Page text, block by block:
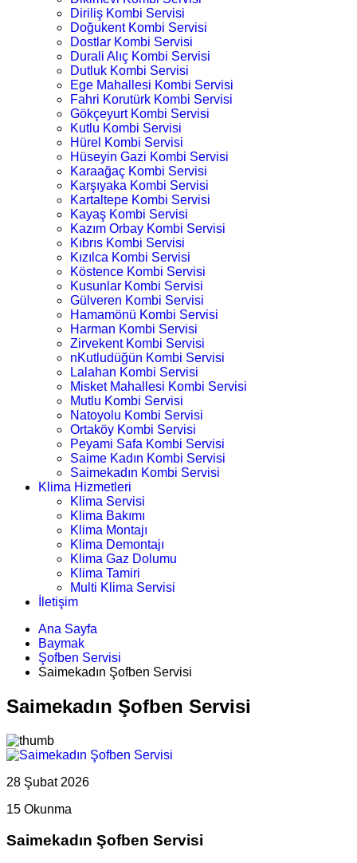
Diriliş Kombi Servisi
Doğukent Kombi Servisi
Dostlar Kombi Servisi
Durali Alıç Kombi Servisi
Dutluk Kombi Servisi
Ege Mahallesi Kombi Servisi
Fahri Korutürk Kombi Servisi
Gökçeyurt Kombi Servisi
Kutlu Kombi Servisi
Hürel Kombi Servisi
Hüseyin Gazi Kombi Servisi
Karaağaç Kombi Servisi
Karşıyaka Kombi Servisi
Kartaltepe Kombi Servisi
Kayaş Kombi Servisi
Kazım Orbay Kombi Servisi
Kıbrıs Kombi Servisi
Kızılca Kombi Servisi
Köstence Kombi Servisi
Kusunlar Kombi Servisi
Gülveren Kombi Servisi
Hamamönü Kombi Servisi
Harman Kombi Servisi
Zirvekent Kombi Servisi
nKutludüğün Kombi Servisi
Lalahan Kombi Servisi
Misket Mahallesi Kombi Servisi
Mutlu Kombi Servisi
Natoyolu Kombi Servisi
Ortaköy Kombi Servisi
Peyami Safa Kombi Servisi
Saime Kadın Kombi Servisi
Saimekadın Kombi Servisi
Klima Hizmetleri
Klima Servisi
Klima Bakımı
Klima Montajı
Klima Demontajı
Klima Gaz Dolumu
Klima Tamiri
Multi Klima Servisi
İletişim
Ana Sayfa
Baymak
Şofben Servisi
Saimekadın Şofben Servisi
Saimekadın Şofben Servisi
28 Şubat 2026
15 Okunma
Saimekadın Şofben Servisi